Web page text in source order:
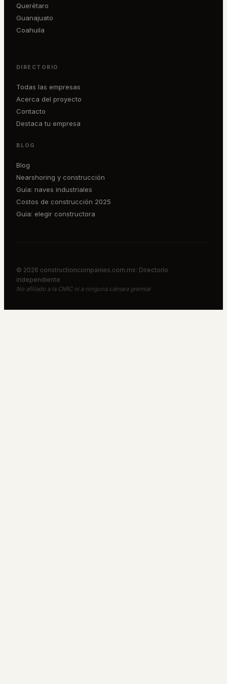
Querétaro
Guanajuato
Coahuila
DIRECTORIO
Todas las empresas
Acerca del proyecto
Contacto
Destaca tu empresa
BLOG
Blog
Nearshoring y construcción
Guía: naves industriales
Costos de construcción 2025
Guía: elegir constructora
© 2026 constructioncompanies.com.mx: Directorio
independiente
No afiliado a la CMIC ni a ninguna cámara gremial